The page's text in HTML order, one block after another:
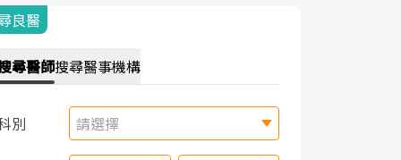
良醫
尋醫師搜尋醫事機構
別 請選擇